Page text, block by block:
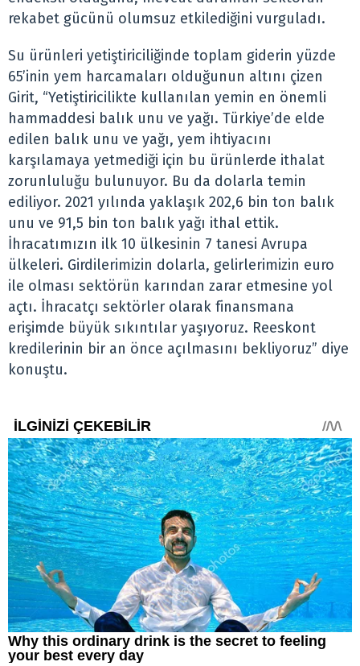
rekabet gücünü olumsuz etkilediğini vurguladı.
Su ürünleri yetiştiriciliğinde toplam giderin yüzde
65’inin yem harcamaları olduğunun altını çizen
Girit, “Yetiştiricilikte kullanılan yemin en önemli
hammaddesi balık unu ve yağı. Türkiye’de elde
edilen balık unu ve yağı, yem ihtiyacını
karşılamaya yetmediği için bu ürünlerde ithalat
zorunluluğu bulunuyor. Bu da dolarla temin
ediliyor. 2021 yılında yaklaşık 202,6 bin ton balık
unu ve 91,5 bin ton balık yağı ithal ettik.
İhracatımızın ilk 10 ülkesinin 7 tanesi Avrupa
ülkeleri. Girdilerimizin dolarla, gelirlerimizin euro
ile olması sektörün karından zarar etmesine yol
açtı. İhracatçı sektörler olarak finansmana
erişimde büyük sıkıntılar yaşıyoruz. Reeskont
kredilerinin bir an önce açılmasını bekliyoruz” diye
konuştu.